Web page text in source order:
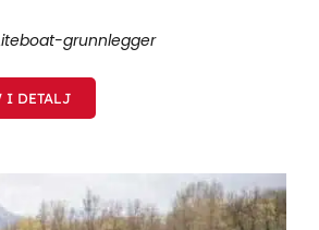
grunnlegger
I DETALJ